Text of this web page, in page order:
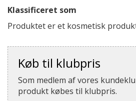
Klassificeret som
Produktet er et kosmetisk
Køb til klubpris
Som medlem af vores
produkt købes til klubpris.